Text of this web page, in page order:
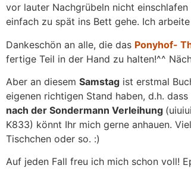
vor lauter Nachgrübeln nicht
einfach zu spät ins Bett gehe. Ich arbeite
Dankeschön an alle, die das Ponyhof-
fertige Teil in der Hand zu halten!^^
Aber an diesem Samstag ist erstmal
eigenen richtigen Stand haben, d.h.
nach der Sondermann Verleihung
K833) könnt Ihr mich gerne anhauen.
Tischchen oder so. :)
Auf jeden Fall freu ich mich schon voll!